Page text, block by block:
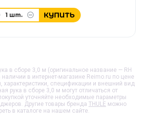
1 шт. КУПИТЬ
в сборе 3,0 м (оригинальное название — RH
в интернет-магазине Reimo.ru по цене
характеристики, спецификации и внешний вид
рука в сборе 3,0 м могут отличаться от
уточняйте необходимые параметры
Другие товары бренда THULE можно
в каталоге на нашем сайте.